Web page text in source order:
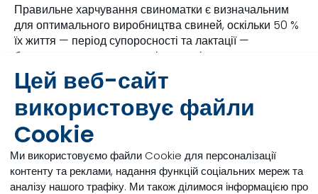
Цей веб-сайт
використовує файли
Cookie
Ми використовуємо файли Cookie для персоналізації
контенту та реклами, надання функцій соціальних мереж та
аналізу нашого трафіку. Ми також ділимося інформацією про
Правильне харчування свиноматки є визначальним
для оптимального виробництва свиней, оскільки 50 %
їх життя — період супоросності та лактації —
безпосередньо залежить від матері-свиноматки.
Gestawean пропонує спеціалізовані рішення,
розроблені на основі обширних досліджень і
призначені для зміцнення здоров’я поросят на самому
початку їх життя.